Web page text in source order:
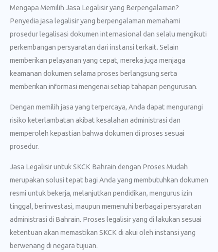
Mengapa Memilih Jasa Legalisir yang Berpengalaman?
Penyedia jasa legalisir yang berpengalaman memahami
prosedur legalisasi dokumen internasional dan selalu mengikuti
perkembangan persyaratan dari instansi terkait. Selain
memberikan pelayanan yang cepat, mereka juga menjaga
keamanan dokumen selama proses berlangsung serta
memberikan informasi mengenai setiap tahapan pengurusan.
Dengan memilih jasa yang terpercaya, Anda dapat mengurangi
risiko keterlambatan akibat kesalahan administrasi dan
memperoleh kepastian bahwa dokumen di proses sesuai
prosedur.
Jasa Legalisir untuk SKCK Bahrain dengan Proses Mudah
merupakan solusi tepat bagi Anda yang membutuhkan dokumen
resmi untuk bekerja, melanjutkan pendidikan, mengurus izin
tinggal, berinvestasi, maupun memenuhi berbagai persyaratan
administrasi di Bahrain. Proses legalisir yang di lakukan sesuai
ketentuan akan memastikan SKCK di akui oleh instansi yang
berwenang di negara tujuan.